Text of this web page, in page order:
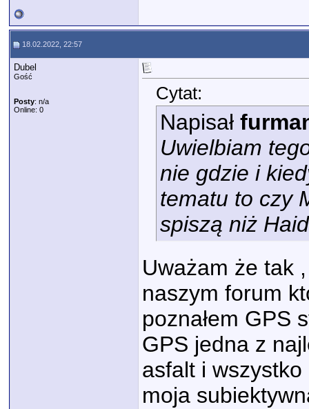
18.02.2022, 22:57
Dubel
Gość
Posty: n/a
Online: 0
Cytat:
Napisał
Uwielbiam
nie gdzie i
tematu to czy
spiszą niż
Uważam że tak
naszym forum
poznałem GPS
GPS jedna z
asfalt i
moja